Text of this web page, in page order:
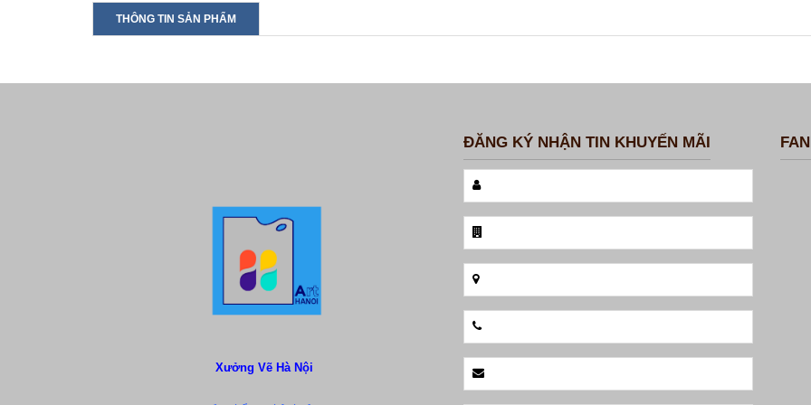
THÔNG TIN SẢN PHẨM
Xưởng Vẽ Hà Nội
ĐĂNG KÝ NHẬN TIN KHUYẾN MÃI